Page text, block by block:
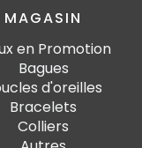
MAGASIN
en Promotion
Bagues
d'oreilles
Bracelets
Colliers